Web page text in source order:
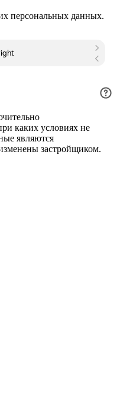
персональных данных.
каких условиях не
являются
застройщиком.